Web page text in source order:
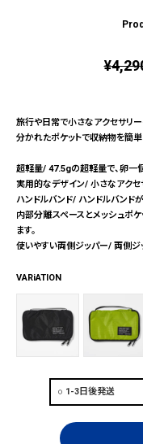
¥
旅行や日常で小さなアクセサリー
分かれたポケットで収納物を簡単
超軽量/ 47.5gの超軽量で、卵一個
実用的なデザイン/ 小さなアクセ
ハンドルバンド/ ハンドルバンド
内部分離スペースとメッシュポ
ます。
使いやすい両側ジッパー/ 両側ジ
VARiATION